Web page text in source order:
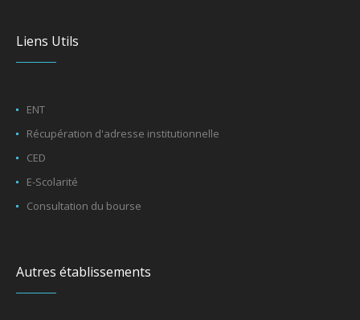
Liens Utils
ENT
Récupération d'adresse institutionnelle
CED
E-Scolarité
Consultation du bourse
Autres établissements